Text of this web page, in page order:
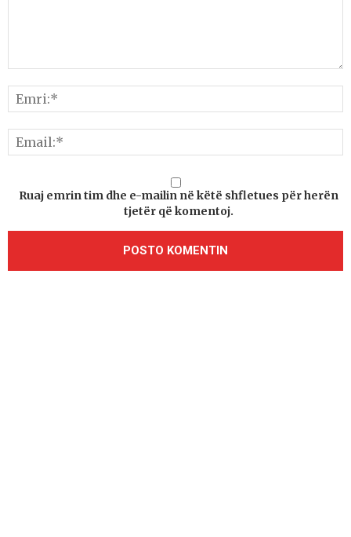
Ruaj emrin tim dhe e-mailin në këtë shfletues për herën
tjetër që komentoj.